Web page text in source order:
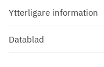
Ytterligare information
Datablad